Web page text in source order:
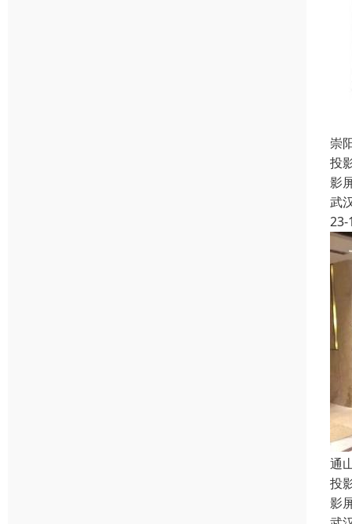
崇
投
影
武
23-
通
投
影